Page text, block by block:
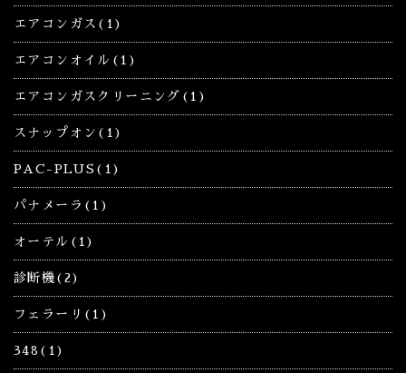
エアコンガス(1)
エアコンオイル(1)
エアコンガスクリーニング(1)
スナップオン(1)
PAC-PLUS(1)
パナメーラ(1)
オーテル(1)
診断機(2)
フェラーリ(1)
348(1)